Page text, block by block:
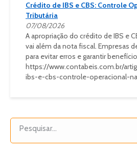
Crédito de IBS e CBS: Controle
Tributária
07/08/2026
A apropriação do crédito de IBS e
vai além da nota fiscal. Empresas
para evitar erros e garantir
https://www.contabeis.com.br/
ibs-e-cbs-controle-operacional-